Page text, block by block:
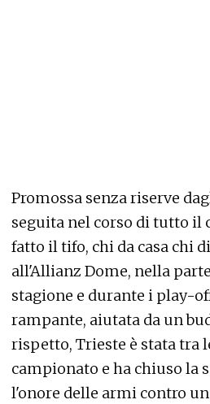
Promossa senza riserve
seguita nel corso di tutto il
fatto il tifo, chi da casa chi
all'Allianz Dome, nella
stagione e durante i play-
rampante, aiutata da un
rispetto, Trieste è stata tra
campionato e ha chiuso la
l'onore delle armi contro